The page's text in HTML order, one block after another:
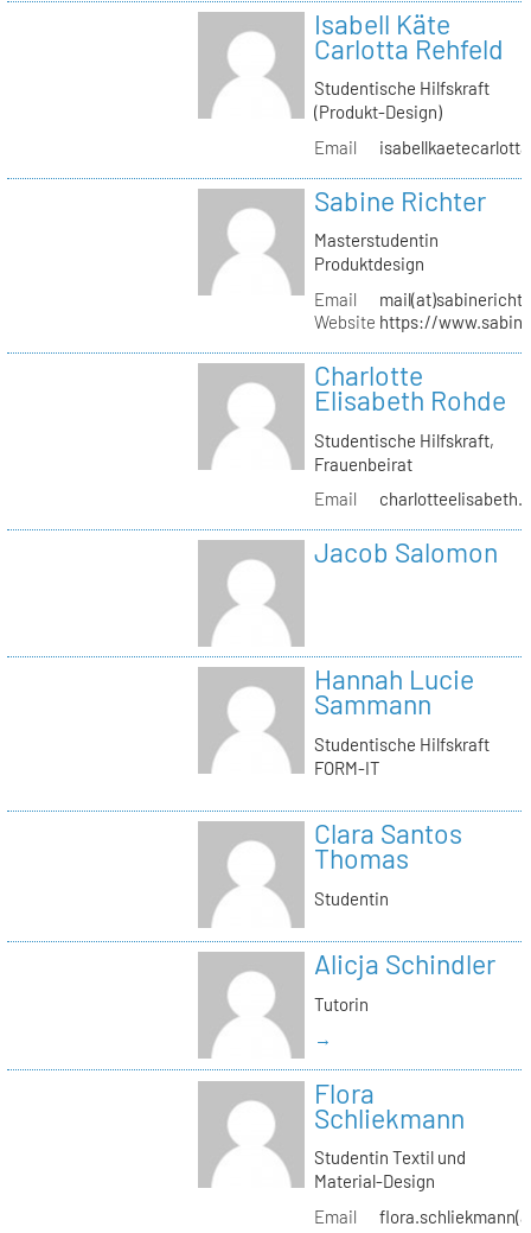
Isabell Käte
Carlotta Rehfeld
Studentische Hilfskraft
(Produkt-Design)
Email
Sabine Richter
Masterstudentin
Produktdesign
Email
Website https://
Charlotte
Elisabeth Rohde
Studentische Hilfskraft,
Frauenbeirat
Email
Jacob Salomon
Hannah Lucie
Sammann
Studentische Hilfskraft
FORM-IT
Clara Santos
Thomas
Studentin
Alicja Schindler
Tutorin
→
Flora
Schliekmann
Studentin Textil und
Material-Design
Email